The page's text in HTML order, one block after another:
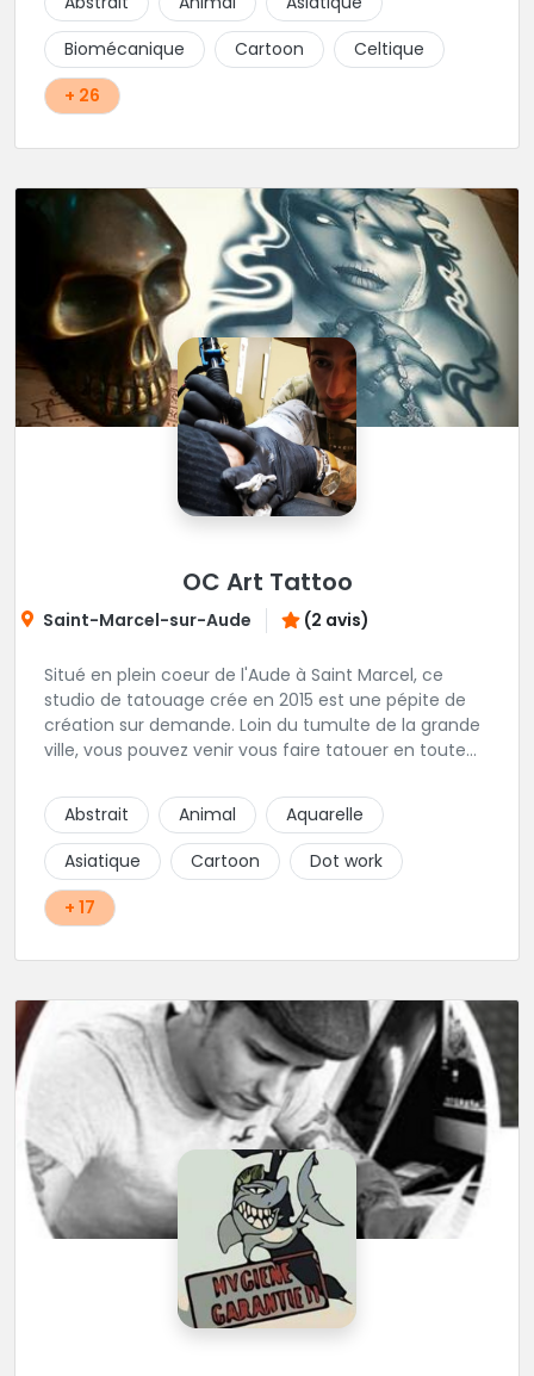
school, fantasy ou encore réaliste, Niko, Anthony,
Cody et les nombreux Guest seront adapter vos
idées en tatouages uniques et créatifs.
Biomécanique
Cartoon
Celtique
+ 26
OC Art Tattoo
Saint-Marcel-sur-Aude (2 avis)
Situé en plein coeur de l'Aude à Saint Marcel, ce
studio de tatouage crée en 2015 est une pépite de
création sur demande. Loin du tumulte de la grande
ville, vous pouvez venir vous faire tatouer en toute
projet avec Alex. Une superbe adresse dans l'aude.
Abstrait Animal
Aquarelle
Asiatique
Cartoon
Dot work
+ 17